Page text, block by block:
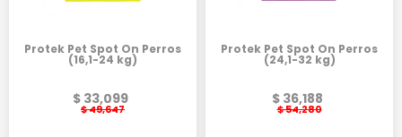
Protek Pet Spot On Perros
(16,1-24 kg)
$ 33,099
$ 49,647
Protek Pet Spot On Perros
(24,1-32 kg)
$ 36,188
$ 54,280